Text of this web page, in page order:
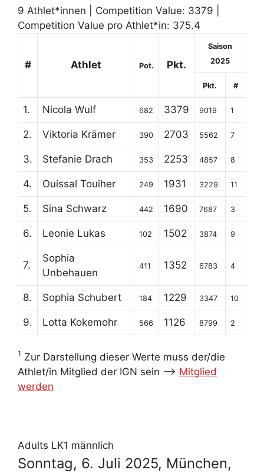
9 Athlet*innen | Competition Value: 3379 |
Competition Value pro Athlet*in: 375.4
# Athlet Pot. Pkt.
Saison
2025
Pkt. #
1. Nicola Wulf 682 3379 9019 1
2. Viktoria Krämer 390 2703 5562 7
3. Stefanie Drach 353 2253 4857 8
4. Ouissal Touiher 249 1931 3229 11
5. Sina Schwarz 442 1690 7687 3
6. Leonie Lukas 102 1502 3874 9
7.
Sophia
Unbehauen
411 1352 6783 4
8. Sophia Schubert 184 1229 3347 10
9. Lotta Kokemohr 566 1126 8799 2
1 Zur Darstellung dieser Werte muss der/die
Athlet/in Mitglied der IGN sein --> Mitglied
werden
Adults LK1 männlich
Sonntag, 6. Juli 2025, München,